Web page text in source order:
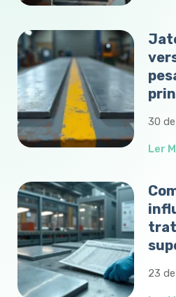
30
Ler
23